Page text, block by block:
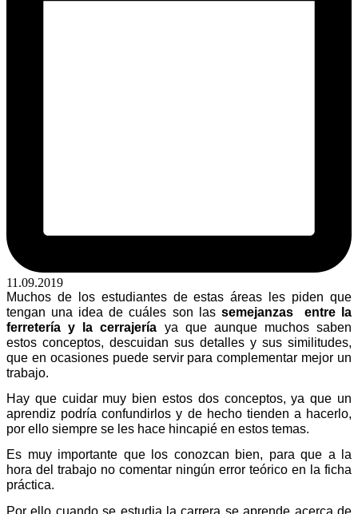
11.09.2019
Muchos de los estudiantes de estas áreas les piden que
tengan una idea de cuáles son las semejanzas entre
la
ferretería y la cerrajería ya que aunque muchos saben
estos conceptos, descuidan sus detalles y sus similitudes,
que en ocasiones puede servir para complementar mejor un
trabajo.
Hay que cuidar muy bien estos dos conceptos, ya que un
aprendiz podría confundirlos y de hecho tienden a hacerlo,
por ello siempre se les hace hincapié en estos temas.
Es muy importante que los conozcan bien, para que a la
hora del trabajo no comentar ningún error teórico en la ficha
práctica.
Por ello cuando se estudia la carrera se aprende acerca de